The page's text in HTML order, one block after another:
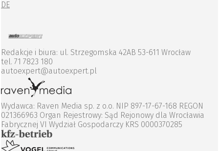
DE
Redakcje i biura: ul. Strzegomska 42AB 53-611 Wrocław
tel. 71 7823 180
autoexpert@autoexpert.pl
Wydawca: Raven Media sp. z o.o. NIP 897-17-67-168 REGON
021366963 Organ Rejestrowy: Sąd Rejonowy dla Wrocławia
Fabrycznej VI Wydział Gospodarczy KRS 0000370285